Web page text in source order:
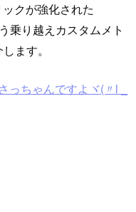
クが強化された
乗り越えカスタムメト
ます。
っちゃんですよヾ(〃l _